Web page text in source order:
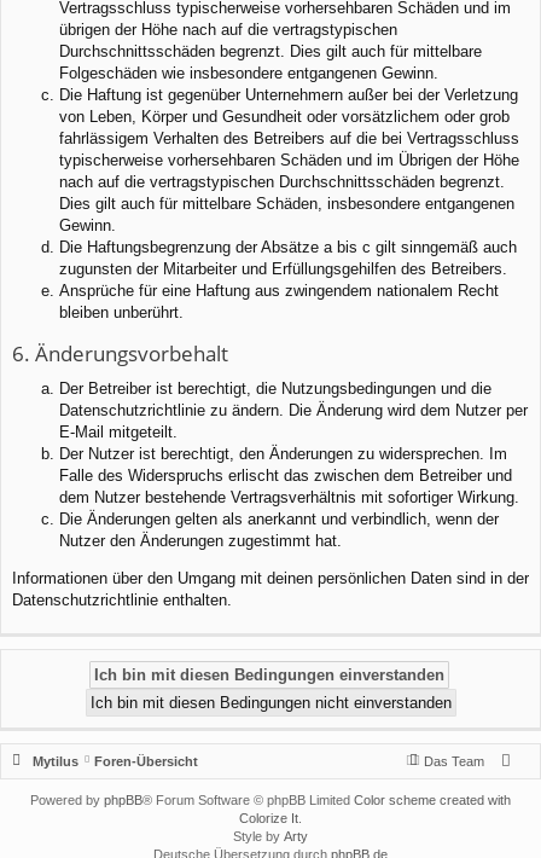
Vertragsschluss typischerweise vorhersehbaren Schäden und im
übrigen der Höhe nach auf die vertragstypischen
Durchschnittsschäden begrenzt. Dies gilt auch für mittelbare
Folgeschäden wie insbesondere entgangenen Gewinn.
Die Haftung ist gegenüber Unternehmern außer bei der Verletzung
von Leben, Körper und Gesundheit oder vorsätzlichem oder grob
fahrlässigem Verhalten des Betreibers auf die bei Vertragsschluss
typischerweise vorhersehbaren Schäden und im Übrigen der Höhe
nach auf die vertragstypischen Durchschnittsschäden begrenzt.
Dies gilt auch für mittelbare Schäden, insbesondere entgangenen
Gewinn.
Die Haftungsbegrenzung der Absätze a bis c gilt sinngemäß auch
zugunsten der Mitarbeiter und Erfüllungsgehilfen des Betreibers.
Ansprüche für eine Haftung aus zwingendem nationalem Recht
bleiben unberührt.
6. Änderungsvorbehalt
Der Betreiber ist berechtigt, die Nutzungsbedingungen und die
Datenschutzrichtlinie zu ändern. Die Änderung wird dem Nutzer per
E-Mail mitgeteilt.
Der Nutzer ist berechtigt, den Änderungen zu widersprechen. Im
Falle des Widerspruchs erlischt das zwischen dem Betreiber und
dem Nutzer bestehende Vertragsverhältnis mit sofortiger Wirkung.
Die Änderungen gelten als anerkannt und verbindlich, wenn der
Nutzer den Änderungen zugestimmt hat.
Informationen über den Umgang mit deinen persönlichen Daten sind in der
Datenschutzrichtlinie enthalten.
Mytilus Foren-Übersicht Das Team
Powered by phpBB® Forum Software © phpBB Limited Color scheme created with
Colorize It
Style by Arty
Deutsche Übersetzung durch phpBB.de